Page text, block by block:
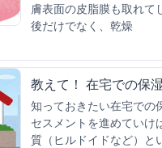
膚表面の皮脂膜も取れて
後だけでなく、乾燥
教えて！ 在宅での保
知っておきたい在宅での
セスメントを進めていけ
質（ヒルドイドなど）と